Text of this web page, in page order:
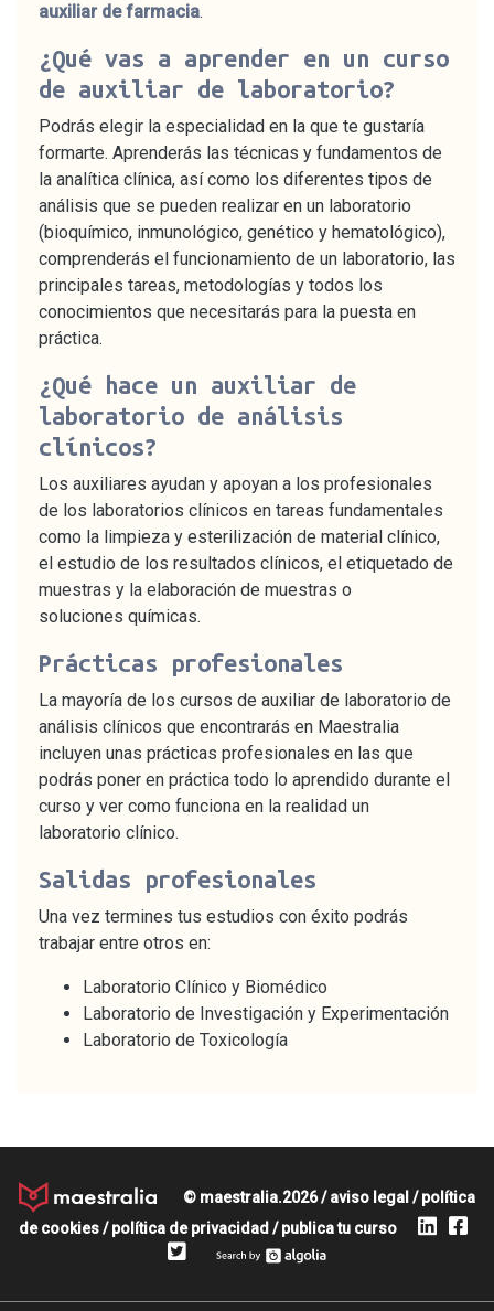
auxiliar de farmacia.
¿Qué vas a aprender en un curso
de auxiliar de laboratorio?
Podrás elegir la especialidad en la que te gustaría
formarte. Aprenderás las técnicas y fundamentos de
la analítica clínica, así como los diferentes tipos de
análisis que se pueden realizar en un laboratorio
(bioquímico, inmunológico, genético y hematológico),
comprenderás el funcionamiento de un laboratorio, las
principales tareas, metodologías y todos los
conocimientos que necesitarás para la puesta en
práctica.
¿Qué hace un auxiliar de
laboratorio de análisis
clínicos?
Los auxiliares ayudan y apoyan a los profesionales
de los laboratorios clínicos en tareas fundamentales
como la limpieza y esterilización de material clínico,
el estudio de los resultados clínicos, el etiquetado de
muestras y la elaboración de muestras o
soluciones químicas.
Prácticas profesionales
La mayoría de los cursos de auxiliar de laboratorio de
análisis clínicos que encontrarás en Maestralia
incluyen unas prácticas profesionales en las que
podrás poner en práctica todo lo aprendido durante el
curso y ver como funciona en la realidad un
laboratorio clínico.
Salidas profesionales
Una vez termines tus estudios con éxito podrás
trabajar entre otros en:
Laboratorio Clínico y Biomédico
Laboratorio de Investigación y Experimentación
Laboratorio de Toxicología
© maestralia.2026 /aviso legal /política
de cookies/política de privacidad /publica tu curso